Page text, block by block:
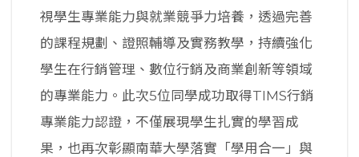
視學生專業能力與就業競爭力培養，透過完善
的課程規劃、證照輔導及實務教學，持續強化
學生在行銷管理、數位行銷及商業創新等領域
的專業能力。此次5位同學成功取得TIMS行銷
專業能力認證，不僅展現學生扎實的學習成
果，也再次彰顯南華大學落實「學用合一」與